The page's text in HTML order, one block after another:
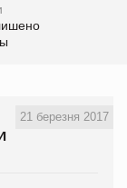
21 березня 2017